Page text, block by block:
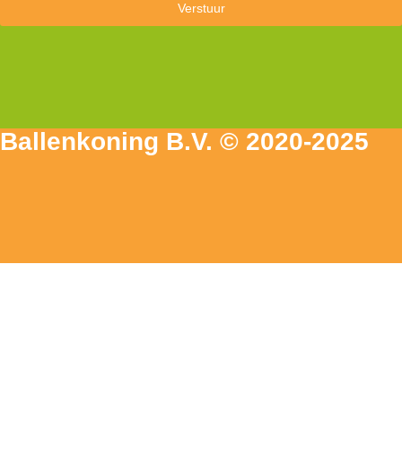
Verstuur
Ballenkoning B.V. © 2020-2025